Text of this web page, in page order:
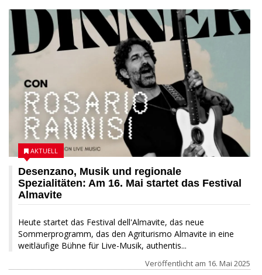
Desenzano, Musik und regionale
Spezialitäten: Am 16. Mai startet das Festival
Almavite
Heute startet das Festival dell'Almavite, das neue
Sommerprogramm, das den Agriturismo Almavite in eine
weitläufige Bühne für Live-Musik, authentis...
AKTUELL
Veröffentlicht am 16. Mai 2025